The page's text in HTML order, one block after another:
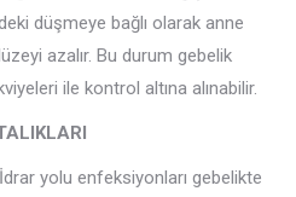
düşmeye bağlı olarak anne
azalır. Bu durum gebelik
ile kontrol altına alınabilir.
İdrar yolu enfeksiyonları gebelikte